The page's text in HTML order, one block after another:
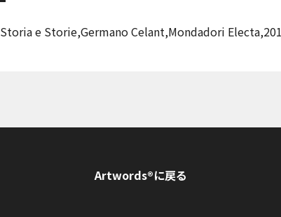
e Storie,Germano Celant,Mondadori
Artwords®に戻る